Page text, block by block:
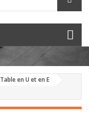
Table en U et en E